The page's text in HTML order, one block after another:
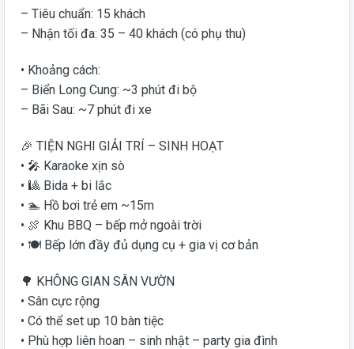
– Tiêu chuẩn: 15 khách
– Nhận tối đa: 35 – 40 khách (có phụ thu)
• Khoảng cách:
– Biển Long Cung: ~3 phút đi bộ
– Bãi Sau: ~7 phút đi xe
🎉 TIỆN NGHI GIẢI TRÍ – SINH HOẠT
• 🎤 Karaoke xịn sò
• 🎱 Bida + bi lắc
• 🏊 Hồ bơi trẻ em ~15m
• 🍖 Khu BBQ – bếp mở ngoài trời
• 🍽️ Bếp lớn đầy đủ dụng cụ + gia vị cơ bản
🌳 KHÔNG GIAN SÂN VƯỜN
• Sân cực rộng
• Có thể set up 10 bàn tiệc
• Phù hợp liên hoan – sinh nhật – party gia đình